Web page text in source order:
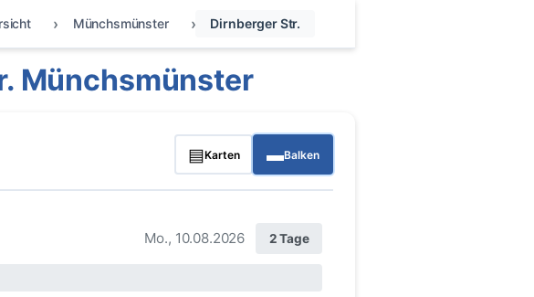
Münchsmünster Dirnberger Str.
Münchsmünster
▤Karten ▬Balken
Mo., 10.08.2026 2 Tage